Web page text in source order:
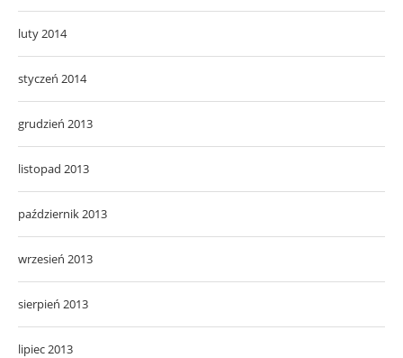
luty 2014
styczeń 2014
grudzień 2013
listopad 2013
październik 2013
wrzesień 2013
sierpień 2013
lipiec 2013